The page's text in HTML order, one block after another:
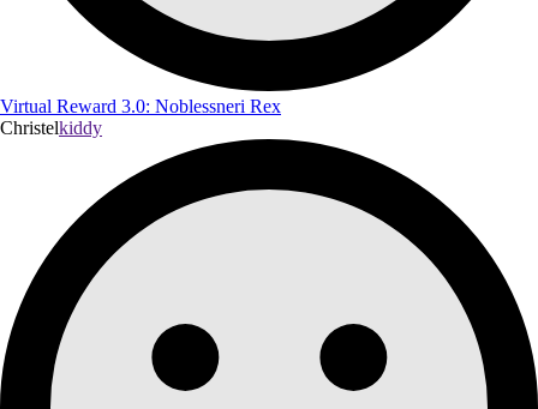
Virtual Reward 3.0: Noblessneri Rex
Christelkiddy